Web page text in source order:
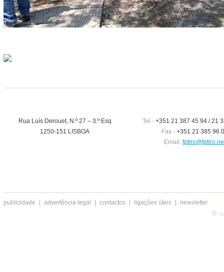
Rua Luís Derouet, N.º 27 – 3.º Esq
1250-151 LISBOA
Tel.-+351 21 387 45 94 / 21
Fax - +351 21 385 96
Email:
publicidade advertência legal contactos ligações úteis newsletter
®